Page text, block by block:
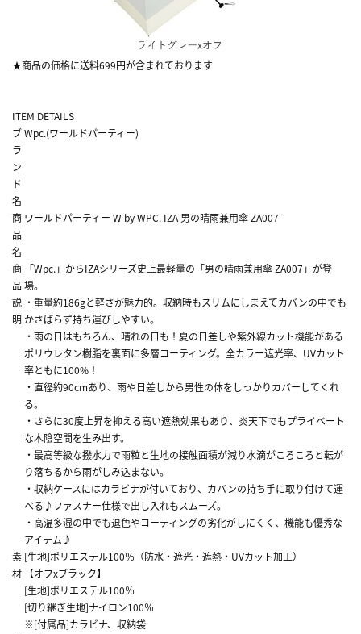
★商品の価格に送料699円が含まれております
ITEM DETAILS
ブ
ラ
ン
ド
名
Wpc.(ワールドパーティー)
商
品
名
ワールドパーティー W by WPC. IZA 男の晴雨兼用傘 ZA007
商
品
説
明
「Wpc.」からIZAシリーズ史上最軽量の「男の晴雨兼用傘 ZA007」が登
場。
・重量約186gと軽さが魅力的。収納時もスリムにしまえてカバンの中でも
かさばらず持ち運びしやすい。
・雨の日はもちろん、晴れの日も！夏の日差しや紫外線カット機能がある
ポリウレタン樹脂を裏面に多層コーティング。全カラー遮光率、UVカット
率ともに100%！
・直径約90cmあり、雨や日差しから男性の体をしっかりカバーしてくれ
る。
・さらに30度上昇を抑える高い遮熱効果もあり、炎天下でもプライベート
な木陰空間を生み出す。
・最高等級な撥水力で雨粒と生地の接触面積が減り水滴がころころと転が
り落ちるから雨がしみ込まない。
・収納ケースにはカラビナが付いており、カバンの持ち手に取り付けて運
べる♪ファスナー仕様で出し入れもスムーズ。
・高温多湿の中でも退色やコーティングの劣化がしにくく、機能も優秀な
アイテム♪
素
材
[生地]ポリエステル100％（防水・遮光・遮熱・UVカット加工）
【オフxブラック】
[生地]ポリエステル100％
[切り継ぎ生地]ナイロン100％
※[付属品]カラビナ、収納袋